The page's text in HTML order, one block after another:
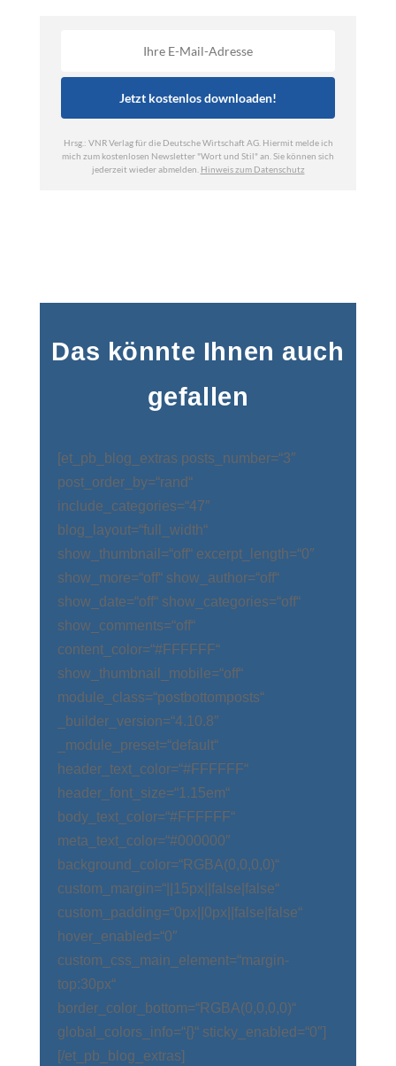
Das könnte Ihnen auch
gefallen
[et_pb_blog_extras posts_number=“3″
post_order_by=“rand“
include_categories=“47″
blog_layout=“full_width“
show_thumbnail=“off“ excerpt_length=“0″
show_more=“off“ show_author=“off“
show_date=“off“ show_categories=“off“
show_comments=“off“
content_color=“#FFFFFF“
show_thumbnail_mobile=“off“
module_class=“postbottomposts“
_builder_version=“4.10.8″
_module_preset=“default“
header_text_color=“#FFFFFF“
header_font_size=“1.15em“
body_text_color=“#FFFFFF“
meta_text_color=“#000000″
background_color=“RGBA(0,0,0,0)“
custom_margin=“||15px||false|false“
custom_padding=“0px||0px||false|false“
hover_enabled=“0″
custom_css_main_element=“margin-
top:30px“
border_color_bottom=“RGBA(0,0,0,0)“
global_colors_info=“{}“ sticky_enabled=“0″]
[/et_pb_blog_extras]